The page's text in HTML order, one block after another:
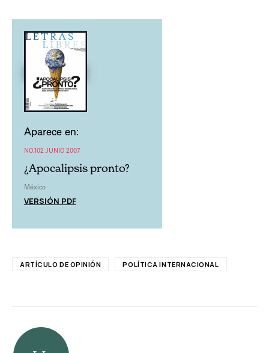
Aparece en:
NO.102 JUNIO 2007
¿Apocalipsis pronto?
México
VERSIÓN PDF
ARTÍCULO DE OPINIÓN POLÍTICA INTERNACIONAL